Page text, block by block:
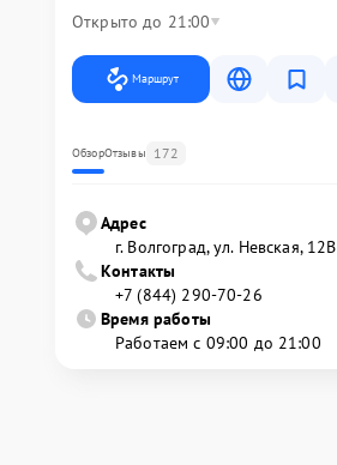
Открыто до 21:00
Маршрут
ОбзорОтзывы 172
Адрес
г. Волгоград, ул. Невская, 12В
Контакты
+7 (844) 290-70-26
Время работы
Работаем с 09:00 до 21:00